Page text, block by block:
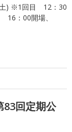
土) ※1回目 12：30
16：00開場、
83回定期公